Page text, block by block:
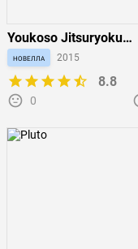
Youkoso Jitsuryoku
Shijou Shugi no
Kyoushitsu e
новелла 2015
8.8
0